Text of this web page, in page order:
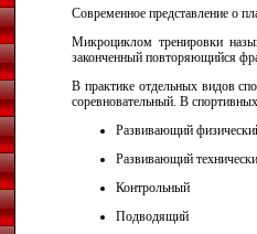
Современное представление о
Микроциклом тренировки
законченный повторяющийся
В практике отдельных видов
соревновательный. В
Развивающий
Развивающий
Контрольный
Подводящий